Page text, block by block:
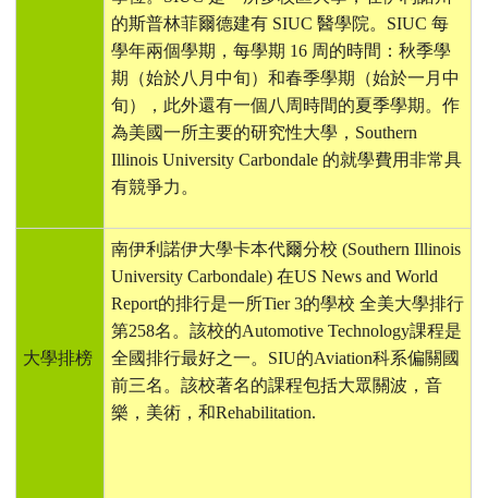
的斯普林菲爾德建有 SIUC醫學院。 SIUC每
學年兩個學期，每學期 16 周的時間：秋季學
期（始於八月中旬）和春季學期（始於一月中
旬），此外還有一個八周時間的夏季學期。作
為美國一所主要的研究性大學， Southern
Illinois University Carbondale 的就學費用非常具
有競爭力。
大學排榜
南伊利諾伊大學卡本代爾分校 (Southern Illinois
University Carbondale)在US News and World
Report的排行是一所Tier 3的學校 全美大學排行
第258名。該校的Automotive Technology課程是
全國排行最好之一。 SIU的Aviation科系偏關國
前三名。該校著名的課程包括大眾關波，音
樂，美術，和Rehabilitation.